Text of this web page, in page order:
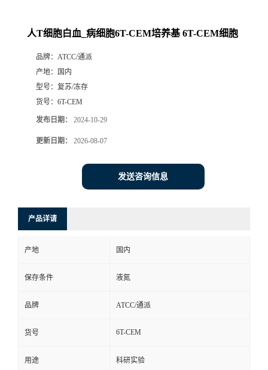
人T细胞白血_病细胞6T-CEM培养基 6T-CEM细胞
品牌： ATCC/通派
产地：
国内
型号： 复苏/冻存
货号： 6T-CEM
发布日期： 2024-10-29
更新日期： 2026-08-07
发送咨询信息
产品详请
产地 国内
保存条件 液氮
品牌 ATCC/通派
货号 6T-CEM
用途 科研实验